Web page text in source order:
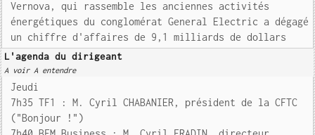
Vernova, qui rassemble les anciennes activités
énergétiques du conglomérat General Electric a dégagé
un chiffre d'affaires de 9,1 milliards de dollars
L'agenda du dirigeant
A voir A entendre
Jeudi
7h35 TF1 : M. Cyril CHABANIER, président de la CFTC
("Bonjour !")